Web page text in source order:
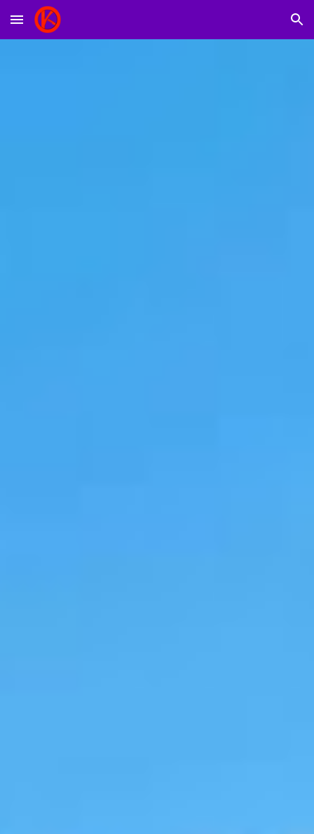
Skip to main content Skip to navigation